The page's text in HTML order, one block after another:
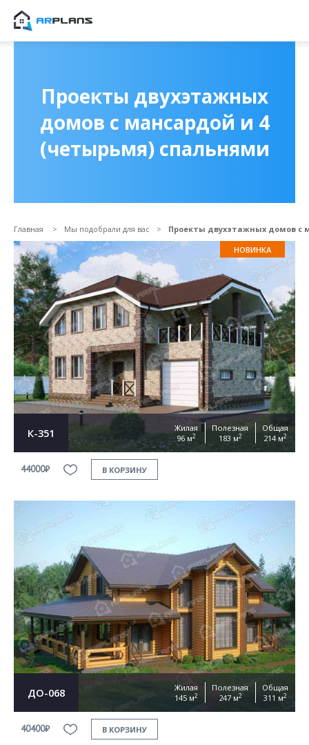
Проекты двухэтажных
домов с мансардой и 4
(четырьмя) спальнями
Главная Мы подобрали для вас
Проекты двухэтажных домов с
НОВИНКА
К-351
Жилая
96 м2
Полезная
183 м2
Общая
214 м2
44000₽ В КОРЗИНУ
ДО-068
Жилая
145 м2
Полезная
247 м2
Общая
311 м2
40400₽ В КОРЗИНУ
Прикрепить файл
Согласен на обработку персональных данных
This site is protected by reCAPTCHA and the GooglePrivacy Policy andTerms of Service
ОТПРАВИТЬ